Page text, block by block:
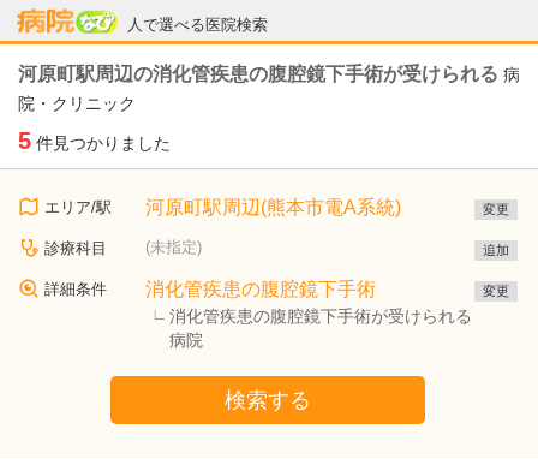
人で選べる医院検索
病院なび
河原町駅周辺の消化管疾患の腹腔鏡下手術が受けられる 病
院・クリニック
5 件見つかりました
エリア/駅 河原町駅周辺(熊本市電A系統) 変更
診療科目 (未指定) 追加
詳細条件 消化管疾患の腹腔鏡下手術
消化管疾患の腹腔鏡下手術が受けられる
病院
変更
検索する